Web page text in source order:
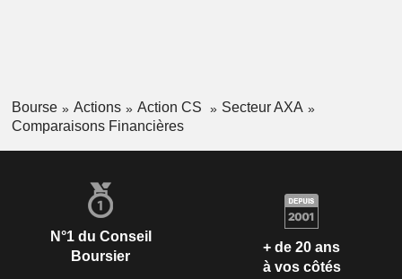
Bourse Actions Action CS
Secteur AXA
Comparaisons Financières
N°1 du Conseil
Boursier
+ de 20 ans
à vos côtés